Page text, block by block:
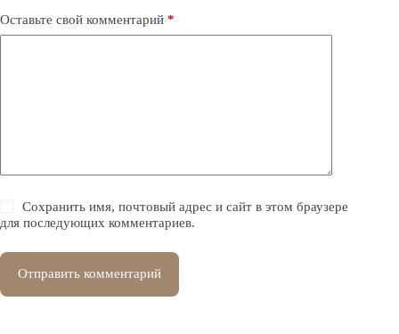
Оставьте свой комментарий *
Сохранить имя, почтовый адрес и сайт в этом браузере
для последующих комментариев.
Отправить комментарий